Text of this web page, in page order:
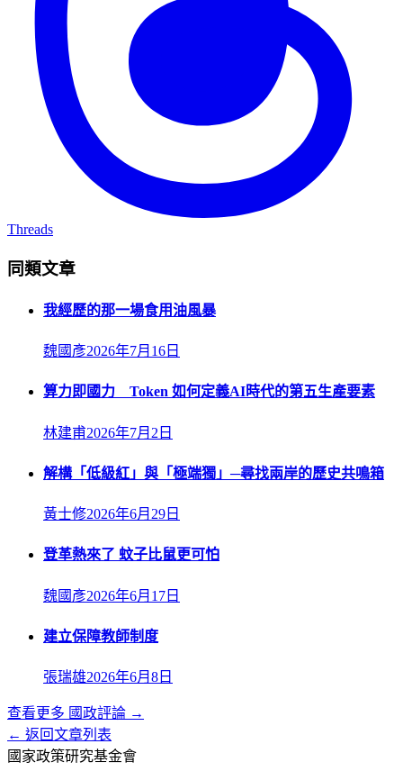
Threads
同類文章
我經歷的那一場食用油風暴
魏國彥2026年7月16日
算力即國力 Token 如何定義AI時代的第五生產要素
林建甫2026年7月2日
解構「低級紅」與「極端獨」─尋找兩岸的歷史共鳴箱
黃士修2026年6月29日
登革熱來了 蚊子比鼠更可怕
魏國彥2026年6月17日
建立保障教師制度
張瑞雄2026年6月8日
查看更多 國政評論 →
← 返回文章列表
國家政策研究基金會